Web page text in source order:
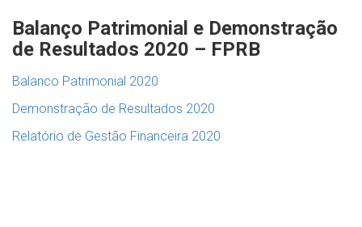
Balanço Patrimonial e Demonstração
de Resultados 2020 – FPRB
Balanco Patrimonial 2020
Demonstração de Resultados 2020
Relatório de Gestão Financeira 2020